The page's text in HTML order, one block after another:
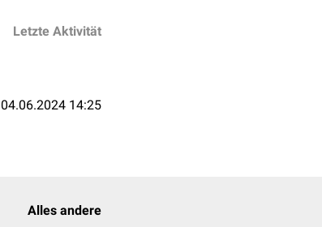
Letzte Aktivität
04.06.2024 14:25
Alles andere